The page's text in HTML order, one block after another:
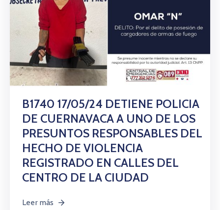
B1740 17/05/24 DETIENE POLICIA
DE CUERNAVACA A UNO DE LOS
PRESUNTOS RESPONSABLES DEL
HECHO DE VIOLENCIA
REGISTRADO EN CALLES DEL
CENTRO DE LA CIUDAD
Leer más